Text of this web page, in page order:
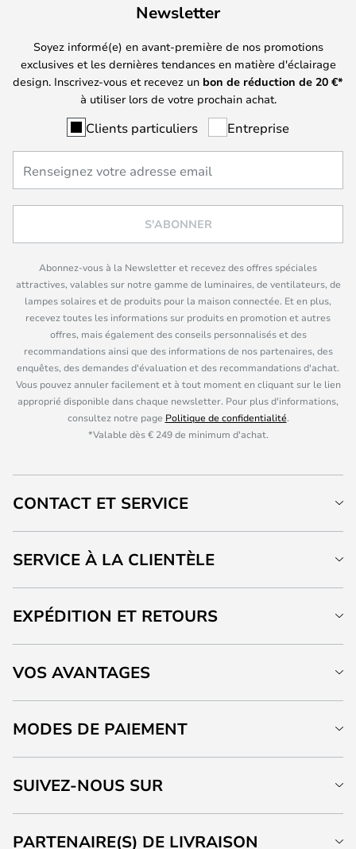
Newsletter
Soyez informé(e) en avant-première de nos promotions
exclusives et les dernières tendances en matière d'éclairage
design. Inscrivez-vous et recevez un bon de réduction de 20 €*
à utiliser lors de votre prochain achat.
Clients particuliers Entreprise
S'ABONNER
Abonnez-vous à la Newsletter et recevez des offres spéciales
attractives, valables sur notre gamme de luminaires, de ventilateurs, de
lampes solaires et de produits pour la maison connectée. Et en plus,
recevez toutes les informations sur produits en promotion et autres
offres, mais également des conseils personnalisés et des
recommandations ainsi que des informations de nos partenaires, des
enquêtes, des demandes d'évaluation et des recommandations d'achat.
Vous pouvez annuler facilement et à tout moment en cliquant sur le lien
approprié disponible dans chaque newsletter. Pour plus d'informations,
consultez notre page Politique de confidentialité.
*Valable dès € 249 de minimum d'achat.
CONTACT ET SERVICE
SERVICE À LA CLIENTÈLE
EXPÉDITION ET RETOURS
VOS AVANTAGES
MODES DE PAIEMENT
SUIVEZ-NOUS SUR
PARTENAIRE(S) DE LIVRAISON